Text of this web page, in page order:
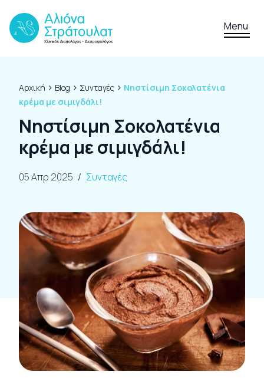
Menu
Αρχική › Blog › Συνταγές › Νηστίσιμη Σοκολατένια
κρέμα με σιμιγδάλι!
Νηστίσιμη Σοκολατένια
κρέμα με σιμιγδάλι!
05 Απρ 2025 / Συνταγές